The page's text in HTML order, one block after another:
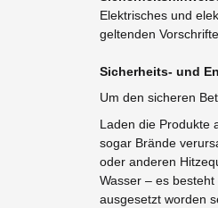
Elektrisches und
geltenden
Sicherheits- und
Um den sicheren
Laden die Produkte
sogar Brände
oder anderen
Wasser – es
ausgesetzt worden